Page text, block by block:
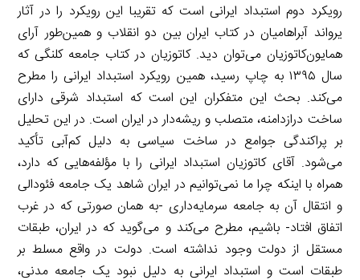
رویکرد دوم استبداد ایرانی است که تقریبا این رویکرد را در آثار
یرواند آبراهامیان در کتاب ایران بین دو انقلاب و همین‌طور آرای
همایون‌کاتوزیان می‌توان دید. کاتوزیان در کتاب جامعه کلنگی که
سال ۱۳۹۵ به چاپ رسید، همین رویکرد استبداد ایرانی را مطرح
می‌کند. بحث این متفکران این است که استبداد شرقی دارای
ساخت درازدامنه، متصلب و ریشه‌دار در ایران است. در این تحلیل
بر پراکندگی جوامع در ساخت سیاسی به دلیل کم‌آبی تأکید
می‌شود. آقای کاتوزیان استبداد ایرانی را با مؤلفه‌هایی که دارد،
همراه با اینکه چرا ما نمی‌توانیم در ایران شاهد یک جامعه فئودالی
و انتقال آن به جامعه سرمایه‌داری -به همان صورتی که در غرب
اتفاق افتاد- باشیم، مطرح می‌کند و می‌گوید که در ایران، طبقات
مستقل از دولت وجود نداشته است. دولت در واقع مسلط بر
طبقات است و استبداد ایرانی به دلیل نبود یک جامعه مدنی،